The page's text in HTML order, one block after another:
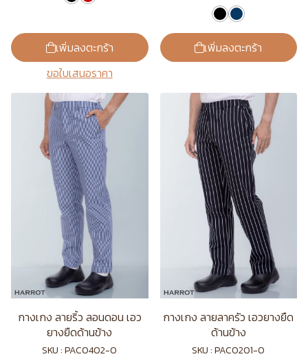
เพิ่มลงตะกร้า
ขอใบเสนอราคา
เพิ่มลงตะกร้า
กางเกง ลายริ้ว ลอนดอน เอว
ยางยืดด้านข้าง
SKU : PAC0402-0
กางเกง ลายลาครัว เอวยางยืด
ด้านข้าง
SKU : PAC0201-0